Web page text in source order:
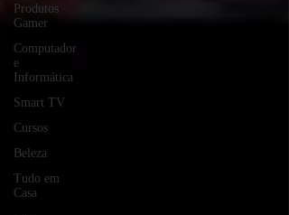
Produtos
Gamer
Computador
e
Informática
Smart TV
Cursos
Beleza
Tudo em
Casa